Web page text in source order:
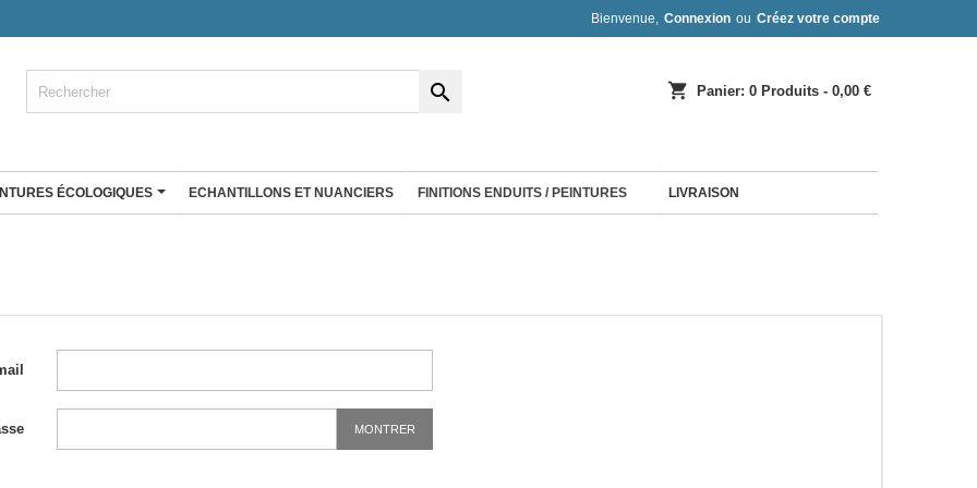
Bienvenue, Connexion ou Créez votre compte
shopping_cart Panier: 0 Produits - 0,00 €

25 Kg
D'ARGILE
Badistuc à teinter
Enduit éco nature
ÉCOLOGIQUES ECHANTILLONS ET NUANCIERS FINITIONS ENDUITS / PEINTURES LIVRAISON
MONTRER